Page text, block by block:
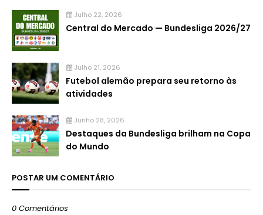
Julho 22, 2026
Central do Mercado — Bundesliga 2026/27
Julho 21, 2026
Futebol alemão prepara seu retorno às
atividades
Junho 28, 2026
Destaques da Bundesliga brilham na Copa
do Mundo
POSTAR UM COMENTÁRIO
0 Comentários